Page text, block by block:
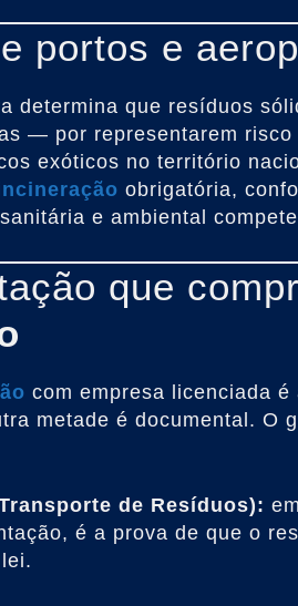
portos e
determina que resíduos
— por representarem
exóticos no território
obrigatória,
e ambiental
que
com empresa licenciada é
metade é documental. O
de Resíduos):
é a prova de que o